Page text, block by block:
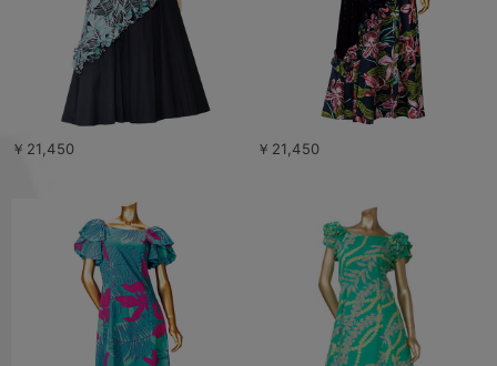
￥21,450 ￥21,450